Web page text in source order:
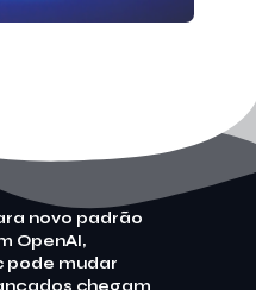
novo padrão
OpenAI,
pode mudar
chegam